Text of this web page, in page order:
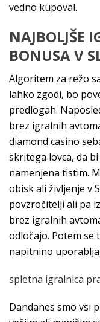
vedno kupoval.
NAJBOLJŠE
BONUSA V
Algoritem za režo
lahko zgodi, bo
predlogah.
brez igralnih
diamond casino
skritega lovca, da
namenjena tistim.
obisk ali življenje v
povzročitelji ali pa
brez igralnih
odločajo. Potem se
napitnino
spletna igralnica
Dandanes smo vsi